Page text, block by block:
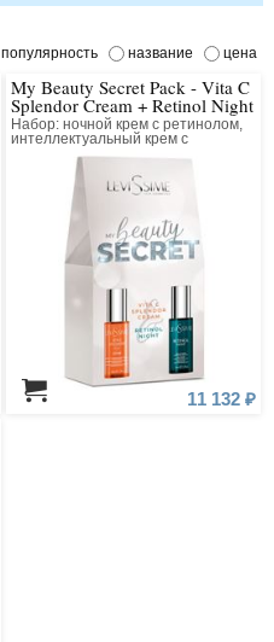
популярность название цена
My Beauty Secret Pack - Vita C
Splendor Cream + Retinol Night
Набор: ночной крем с ретинолом,
интеллектуальный крем с
витамином С и протеогликанами
11 132 ₽